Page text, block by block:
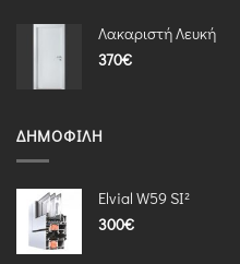
Λακαριστή Λευκή
370€
ΔΗΜΟΦΙΛΉ
Elvial W59 SI²
300€